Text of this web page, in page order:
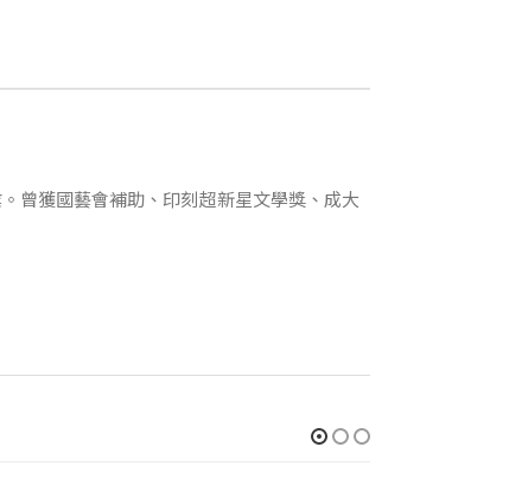
曾獲國藝會補助、印刻超新星文學獎、成大